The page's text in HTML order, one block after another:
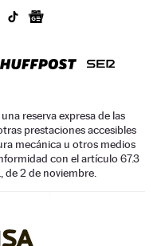
reserva expresa de las
prestaciones accesibles
mecánica u otros medios
con el artículo 67.3
2 de noviembre.